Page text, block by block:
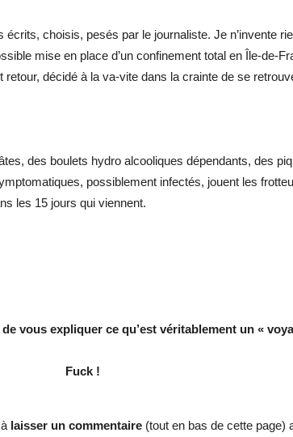
choisis, pesés par le journaliste. Je n’invente
mise en place d’un confinement total en Île-de-
décidé à la va-vite dans la crainte de se
des boulets hydro alcooliques dépendants, des
possiblement infectés, jouent les
les 15 jours qui viennent.
vous expliquer ce qu’est véritablement un «
Fuck !
laisser un commentaire (tout en bas de cette page)